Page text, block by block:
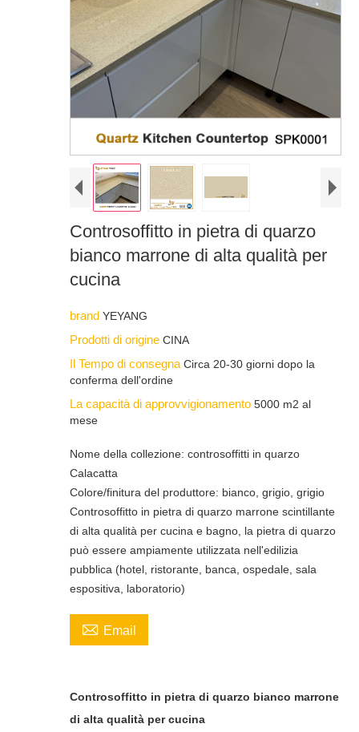
Controsoffitto in pietra di quarzo
bianco marrone di alta qualità per
cucina
brand YEYANG
Prodotti di origine CINA
Il Tempo di consegna Circa 20-30 giorni dopo la
conferma dell'ordine
La capacità di approvvigionamento 5000 m2 al
mese
Nome della collezione: controsoffitti in quarzo
Calacatta
Colore/finitura del produttore: bianco, grigio, grigio
Controsoffitto in pietra di quarzo marrone scintillante
di alta qualità per cucina e bagno, la pietra di quarzo
può essere ampiamente utilizzata nell'edilizia
pubblica (hotel, ristorante, banca, ospedale, sala
espositiva, laboratorio)
 Email
Controsoffitto in pietra di quarzo bianco marrone
di alta qualità per cucina